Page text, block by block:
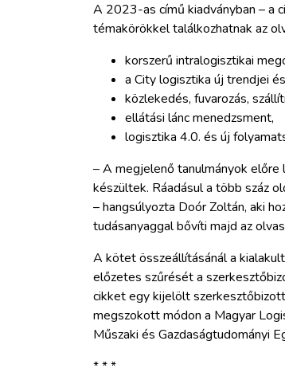
A 2023-as című kiadványban –
témakörökkel találkozhatnak az
korszerű intralogisztikai
a City logisztika új trendjei
közlekedés, fuvarozás,
ellátási lánc menedzsment,
logisztika 4.0. és új
– A megjelenő tanulmányok
készültek. Ráadásul a több száz
– hangsúlyozta Doór Zoltán, aki
tudásanyaggal bővíti majd az
A kötet összeállításánál a
előzetes szűrését a
cikket egy kijelölt
megszokott módon a Magyar
Műszaki és Gazdaságtudományi
* * *